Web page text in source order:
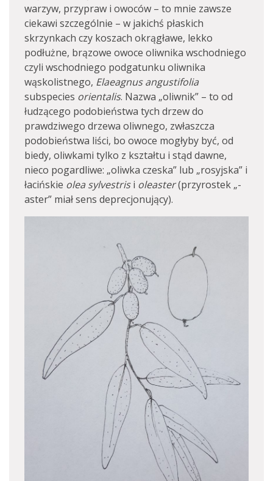
warzyw, przypraw i owoców – to mnie zawsze
ciekawi szczególnie – w jakichś płaskich
skrzynkach czy koszach okrągławe, lekko
podłużne, brązowe owoce oliwnika wschodniego
czyli wschodniego podgatunku oliwnika
wąskolistnego, Elaeagnus angustifolia
subspecies orientalis. Nazwa „oliwnik” – to od
łudzącego podobieństwa tych drzew do
prawdziwego drzewa oliwnego, zwłaszcza
podobieństwa liści, bo owoce mogłyby być, od
biedy, oliwkami tylko z kształtu i stąd dawne,
nieco pogardliwe: „oliwka czeska” lub „rosyjska” i
łacińskie olea sylvestrisi oleaster(przyrostek „-
aster” miał sens deprecjonujący).